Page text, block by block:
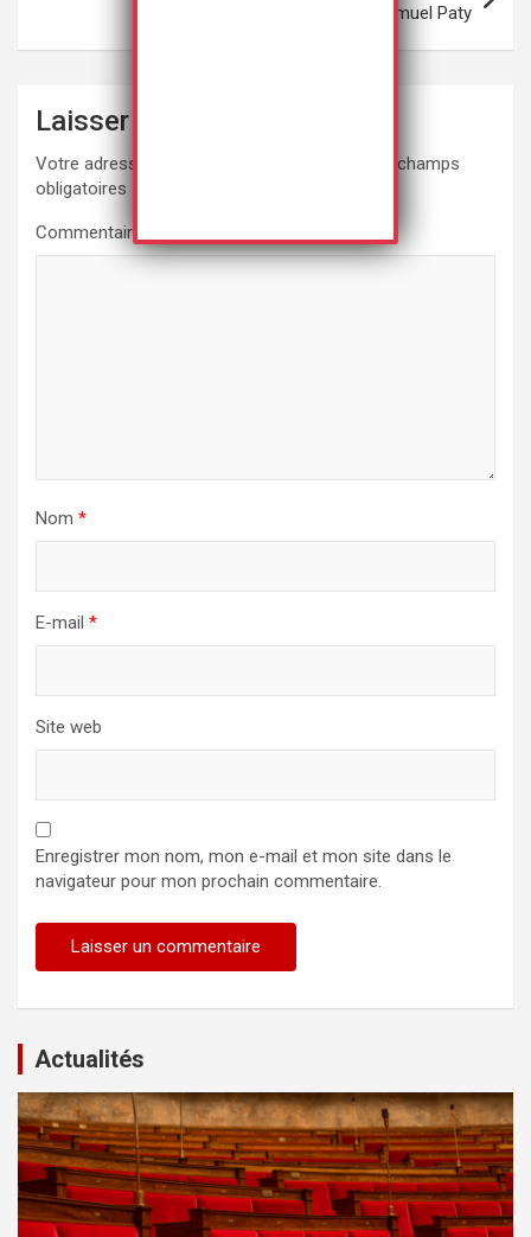
suite du retrait du nom de Samuel Paty
Laisser un commentaire
Votre adresse e-mail ne sera pas publiée.
Les champs
obligatoires sont indiqués avec
Commentaire
Nom *
E-mail *
Site web
Enregistrer mon nom, mon e-mail et mon site dans le
navigateur pour mon prochain commentaire.
Actualités